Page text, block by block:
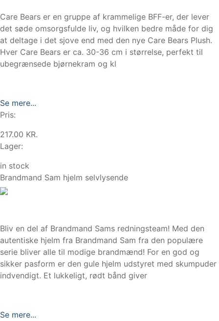
Care Bears er en gruppe af krammelige BFF-er, der lever
det søde omsorgsfulde liv, og hvilken bedre måde for dig
at deltage i det sjove end med den nye Care Bears Plush.
Hver Care Bears er ca. 30-36 cm i størrelse, perfekt til
ubegrænsede bjørnekram og kl
Se mere...
Pris:
217.00 KR.
Lager:
in stock
Brandmand Sam hjelm selvlysende
Bliv en del af Brandmand Sams redningsteam! Med den
autentiske hjelm fra Brandmand Sam fra den populære
serie bliver alle til modige brandmænd! For en god og
sikker pasform er den gule hjelm udstyret med skumpuder
indvendigt. Et lukkeligt, rødt bånd giver
Se mere...